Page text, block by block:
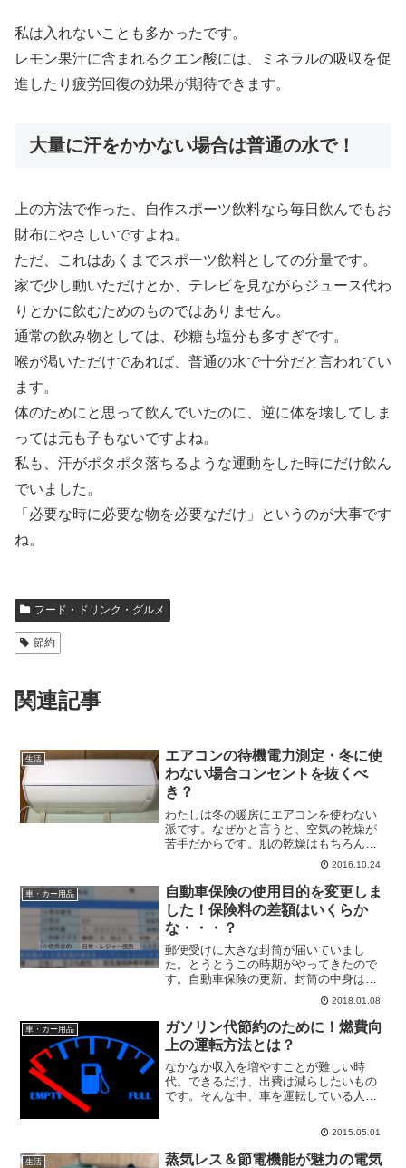
私は入れないことも多かったです。
レモン果汁に含まれるクエン酸には、ミネラルの吸収を促
進したり疲労回復の効果が期待できます。
大量に汗をかかない場合は普通の水で！
上の方法で作った、自作スポーツ飲料なら毎日飲んでもお
財布にやさしいですよね。
ただ、これはあくまでスポーツ飲料としての分量です。
家で少し動いただけとか、テレビを見ながらジュース代わ
りとかに飲むためのものではありません。
通常の飲み物としては、砂糖も塩分も多すぎです。
喉が渇いただけであれば、普通の水で十分だと言われてい
ます。
体のためにと思って飲んでいたのに、逆に体を壊してしま
っては元も子もないですよね。
私も、汗がポタポタ落ちるような運動をした時にだけ飲ん
でいました。
「必要な時に必要な物を必要なだけ」というのが大事です
ね。
フード・ドリンク・グルメ
節約
関連記事
生活
エアコンの待機電力測定・冬に使
わない場合コンセントを抜くべ
き？
わたしは冬の暖房にエアコンを使わない
派です。なぜかと言うと、空気の乾燥が
苦手だからです。肌の乾燥はもちろん、
目やノドの乾燥も気になります。あと、
頭がぼーっとするんですよね。かと言っ
て、寒さに強いわけでもなくちゃんと暖
かくしています。リビング...
2016.10.24
車・カー用品
自動車保険の使用目的を変更しま
した！保険料の差額はいくらか
な・・・？
郵便受けに大きな封筒が届いていまし
た。とうとうこの時期がやってきたので
す。自動車保険の更新。封筒の中身は、
「更新のご案内 兼 継続証」です。現在の
契約内容から変更なければ、更新後の保
険料はこれだけですよというのが書かれ
ています。毎年「微妙に...
2018.01.08
車・カー用品
ガソリン代節約のために！燃費向
上の運転方法とは？
なかなか収入を増やすことが難しい時
代。できるだけ、出費は減らしたいもの
です。そんな中、車を運転している人に
ん。最近では、原油の価格が安定せず、
それに合わせてガソリン価格も上下して
います。ただ、下がった時でも...
2015.05.01
生活
蒸気レス＆節電機能が魅力の電気